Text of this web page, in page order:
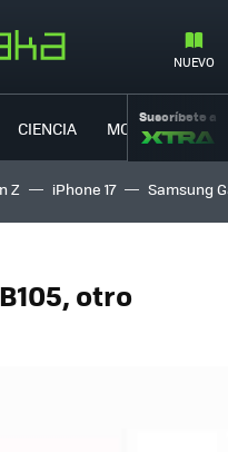
NUEVO
CIENCIA MOVILIDAD
Suscríbete a
Z iPhone 17 Samsung
otro